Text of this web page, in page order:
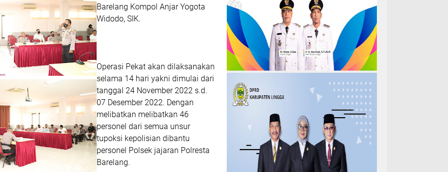
Barelang Kompol Anjar Yogota
Widodo, SIK.
Operasi Pekat akan dilaksanakan
selama 14 hari yakni dimulai dari
tanggal 24 November 2022 s.d.
07 Desember 2022. Dengan
melibatkan melibatkan 46
personel dari semua unsur
tupoksi kepolisian dibantu
personel Polsek jajaran Polresta
Barelang.